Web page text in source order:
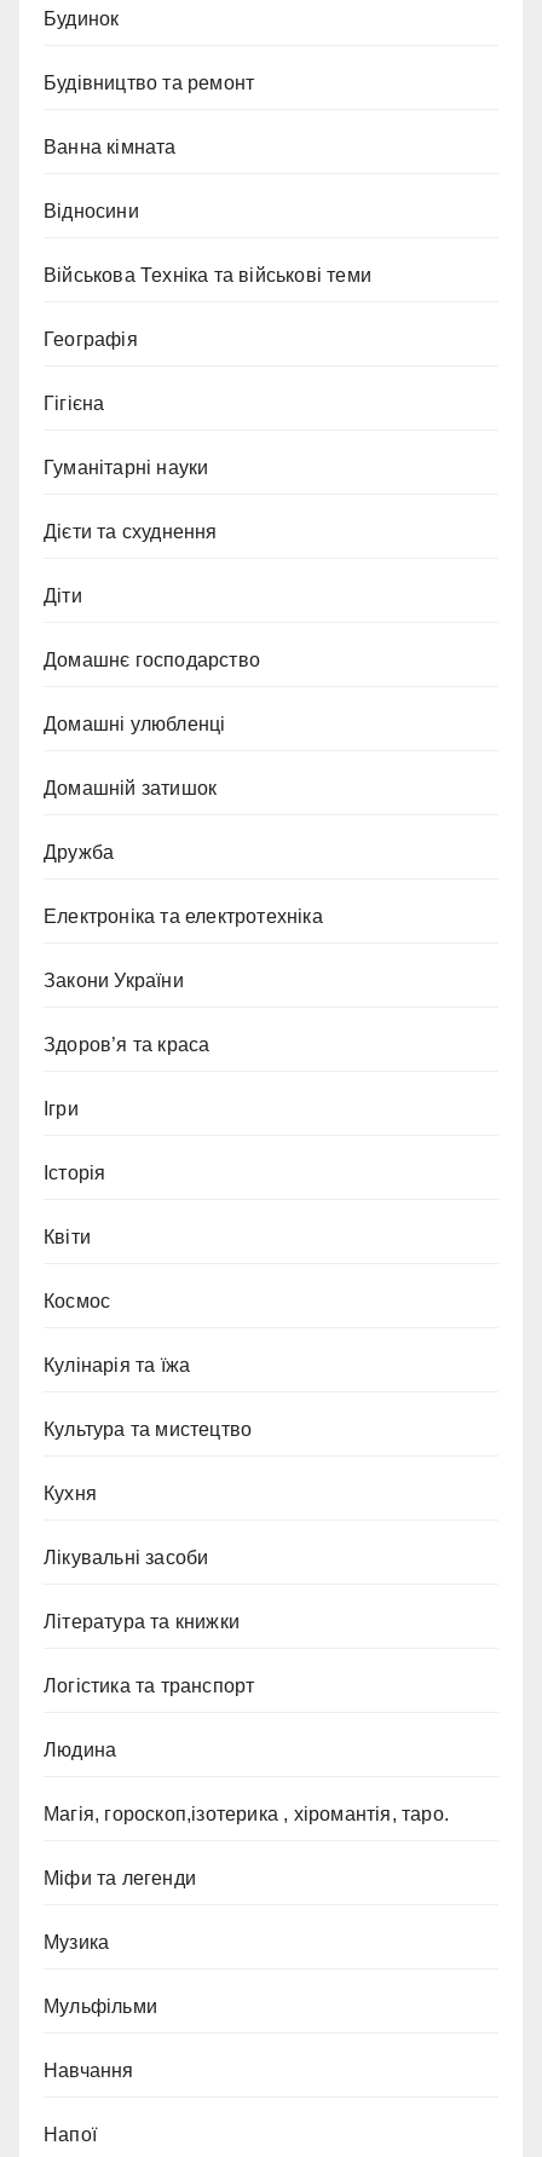
Будинок
Будівництво та ремонт
Ванна кімната
Відносини
Військова Техніка та військові теми
Географія
Гігієна
Гуманітарні науки
Дієти та схуднення
Діти
Домашнє господарство
Домашні улюбленці
Домашній затишок
Дружба
Електроніка та електротехніка
Закони України
Здоров’я та краса
Ігри
Історія
Квіти
Космос
Кулінарія та їжа
Культура та мистецтво
Кухня
Лікувальні засоби
Література та книжки
Логістика та транспорт
Людина
Магія, гороскоп,ізотерика , хіромантія, таро.
Міфи та легенди
Музика
Мульфільми
Навчання
Напої